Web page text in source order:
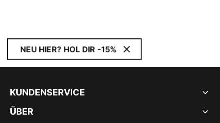
NEU HIER? HOL DIR -15%
KUNDENSERVICE
ÜBER